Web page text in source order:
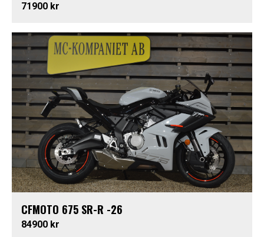
71900 kr
CFMOTO 675 SR-R -26
84900 kr